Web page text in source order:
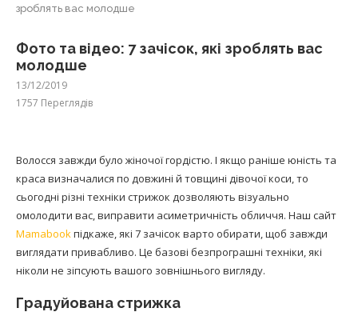
зроблять вас молодше
Фото та відео: 7 зачісок, які зроблять вас
молодше
13/12/2019
1757 Переглядів
Волосся завжди було жіночої гордістю. І якщо раніше юність та
краса визначалися по довжині й товщині дівочої коси, то
сьогодні різні техніки стрижок дозволяють візуально
омолодити вас, виправити асиметричність обличчя. Наш сайт
Mamabookпідкаже, які 7 зачісок варто обирати, щоб завжди
виглядати привабливо. Це базові безпрограшні техніки, які
ніколи не зіпсують вашого зовнішнього вигляду.
Градуйована стрижка